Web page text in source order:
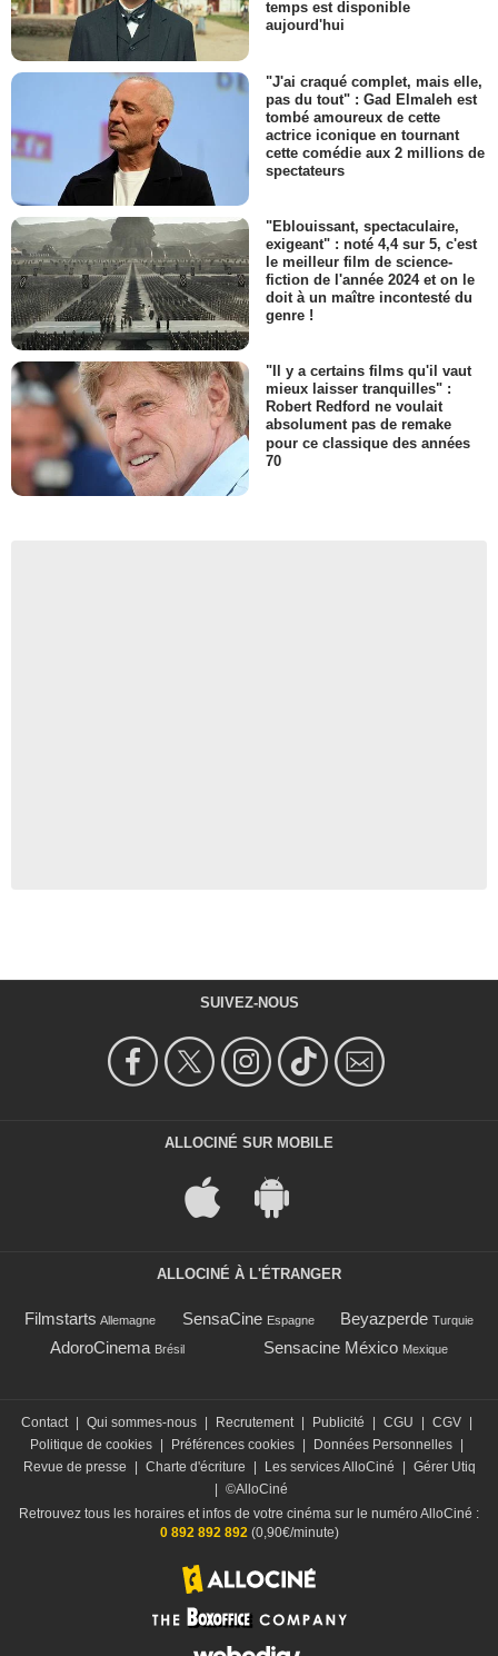
temps est disponible
aujourd'hui
"J'ai craqué complet, mais elle,
pas du tout" : Gad Elmaleh est
tombé amoureux de cette
actrice iconique en tournant
cette comédie aux 2 millions de
spectateurs
"Eblouissant, spectaculaire,
exigeant" : noté 4,4 sur 5, c'est
le meilleur film de science-
fiction de l'année 2024 et on le
doit à un maître incontesté du
genre !
"Il y a certains films qu'il vaut
mieux laisser tranquilles" :
Robert Redford ne voulait
absolument pas de remake
pour ce classique des années
70
SUIVEZ-NOUS
ALLOCINÉ SUR MOBILE
ALLOCINÉ À L'ÉTRANGER
Filmstarts Allemagne SensaCine Espagne Beyazperde Turquie
AdoroCinema Brésil Sensacine México Mexique
Contact | Qui sommes-nous | Recrutement | Publicité | CGU | CGV |
Politique de cookies | Préférences cookies | Données Personnelles |
Revue de presse
| Charte d'écriture | Les services AlloCiné | Gérer Utiq
| ©AlloCiné
Retrouvez tous les horaires et infos de votre cinéma sur le numéro AlloCiné :
0 892 892 892 (0,90€/minute)